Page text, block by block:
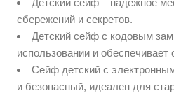
Детский сейф – надежное
сбережений и секретов.
Детский сейф с кодовым
использовании и обеспечивает
Сейф детский с
и безопасный, идеален для